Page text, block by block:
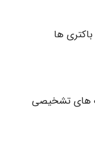
ها
های تشخیصی